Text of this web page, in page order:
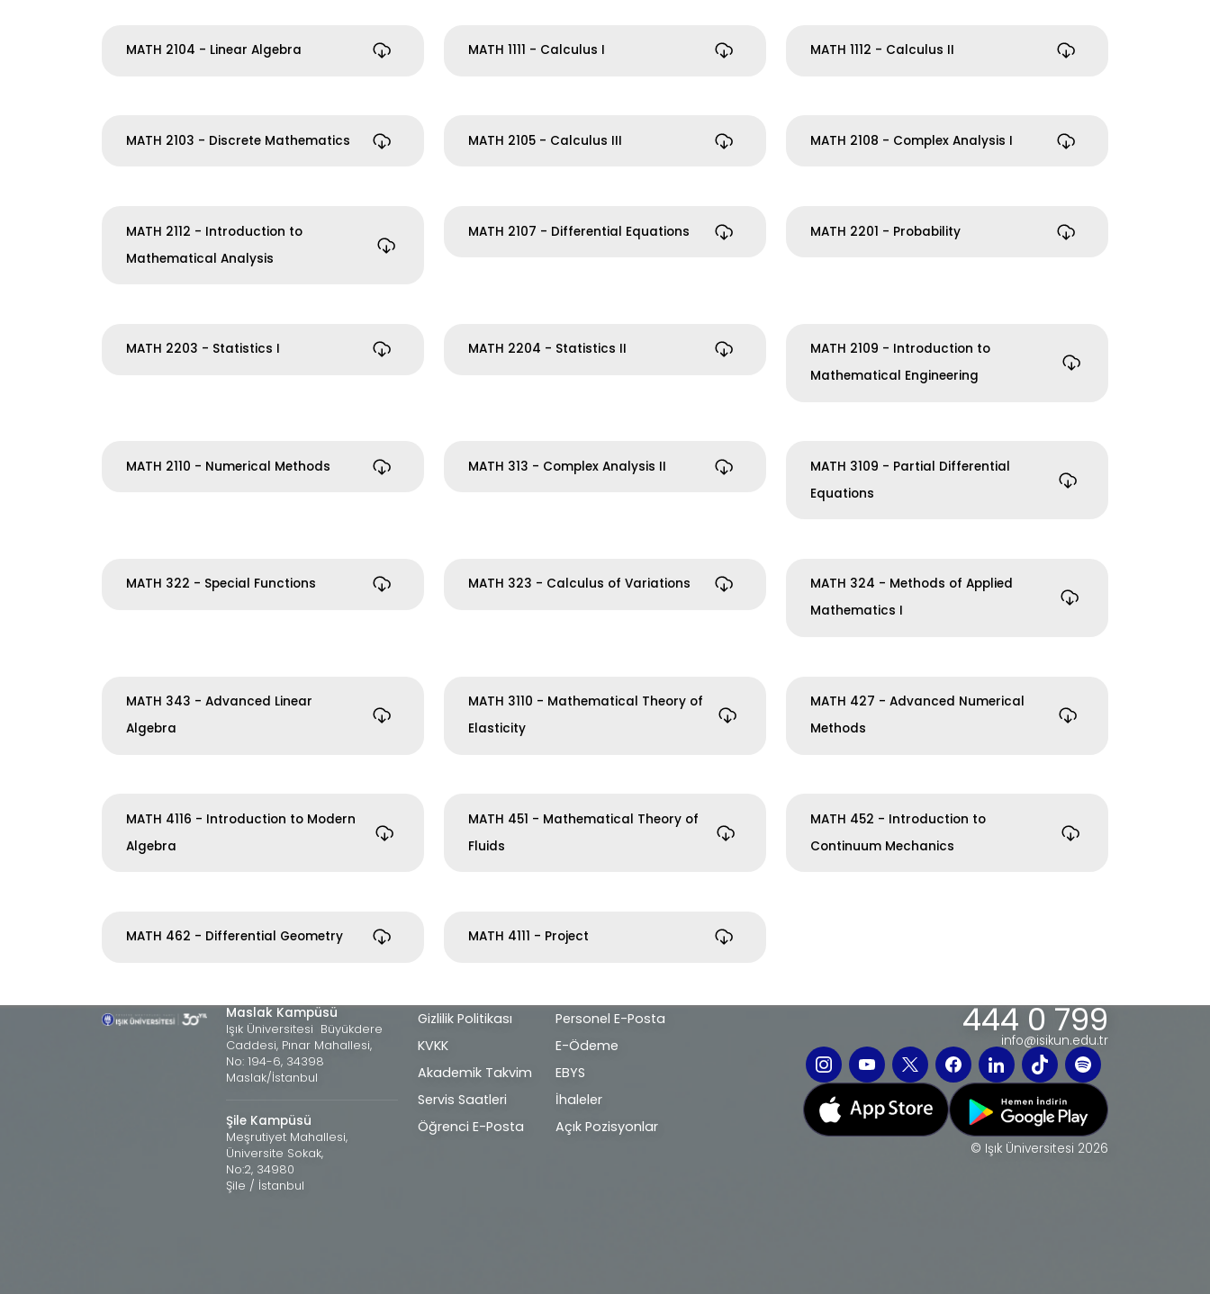
MATH 2104 - Linear Algebra MATH 1111 - Calculus I MATH 1112 - Calculus II
MATH 2103 - Discrete Mathematics MATH 2105 - Calculus III MATH 2108 - Complex Analysis I
MATH 2112 - Introduction to
Mathematical Analysis
MATH 2107 - Differential Equations MATH 2201 - Probability
MATH 2203 - Statistics I MATH 2204 - Statistics II
MATH 2109 - Introduction to
Mathematical Engineering
MATH 2110 - Numerical Methods MATH 313 - Complex Analysis II
MATH 3109 - Partial Differential
Equations
MATH 322 - Special Functions MATH 323 - Calculus of Variations
MATH 324 - Methods of Applied
Mathematics I
MATH 343 - Advanced Linear
Algebra
MATH 3110 - Mathematical Theory of
Elasticity
MATH 427 - Advanced Numerical
Methods
MATH 4116 - Introduction to Modern
Algebra
MATH 451 - Mathematical Theory of
Fluids
MATH 452 - Introduction to
Continuum Mechanics
MATH 462 - Differential Geometry MATH 4111 - Project
Maslak Kampüsü
Işık Üniversitesi Büyükdere
Caddesi, Pınar Mahallesi,
No: 194-6, 34398
Maslak/İstanbul
Şile Kampüsü
Meşrutiyet Mahallesi,
Üniversite Sokak,
No:2, 34980
Şile / İstanbul
Alt
bilgi
Gizlilik Politikası
KVKK
Akademik Takvim
Servis Saatleri
Öğrenci E-Posta
Personel E-Posta
E-Ödeme
EBYS
İhaleler
Açık Pozisyonlar
444 0 799
info@isikun.edu.tr
© Işık Üniversitesi 2026